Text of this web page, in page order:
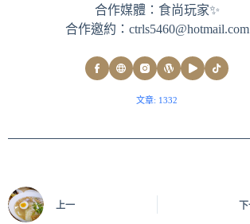
合作媒體：食尚玩家✨
合作邀約： ctrls5460@hotmail.com
文章: 1332
上一